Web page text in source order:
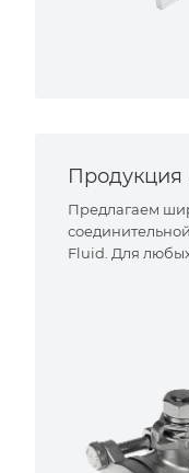
Продукция
Предлагаем
Fluid. Для любых